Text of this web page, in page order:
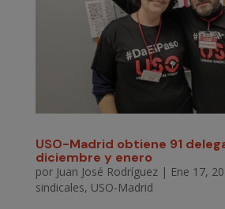
USO-Madrid obtiene 91
diciembre y enero
por Juan José Rodríguez| Ene 17,
sindicales, USO-Madrid